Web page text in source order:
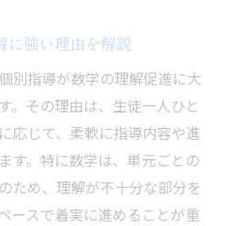
に強い理由を解説
別指導が数学の理解促進に大
。その理由は、生徒一人ひと
応じて、柔軟に指導内容や進
す。特に数学は、単元ごとの
ため、理解が不十分な部分を
ースで着実に進めることが重